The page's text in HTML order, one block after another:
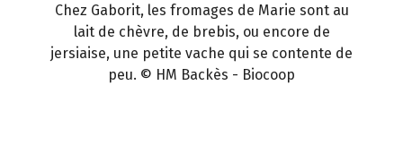
Chez Gaborit, les fromages de Marie sont au
lait de chèvre, de brebis, ou encore de
jersiaise, une petite vache qui se contente de
peu. © HM Backès - Biocoop